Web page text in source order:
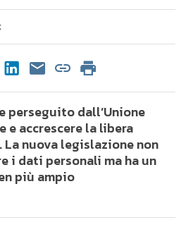
perseguito dall’Unione
e accrescere la libera
nuova legislazione non
i dati personali ma ha un
più ampio